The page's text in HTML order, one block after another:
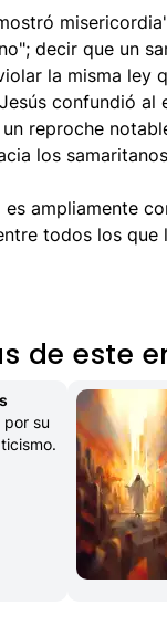
decir que un
la misma ley
confundió al
reproche
los
ampliamente
todos los que
de este
su